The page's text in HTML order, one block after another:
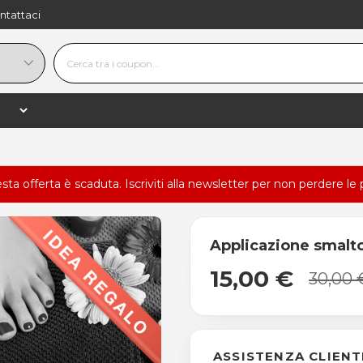
offerta è scaduta. Iscriviti alla newsletter per non perdere le
Applicazione
15,00 € 30,00
ASSISTENZA